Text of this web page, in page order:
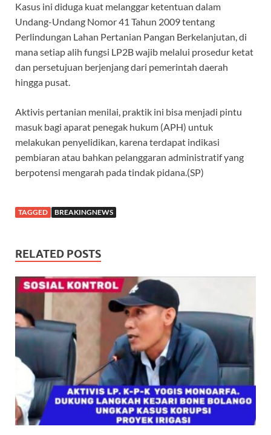
Kasus ini diduga kuat melanggar ketentuan dalam
Undang-Undang Nomor 41 Tahun 2009 tentang
Perlindungan Lahan Pertanian Pangan Berkelanjutan, di
mana setiap alih fungsi LP2B wajib melalui prosedur ketat
dan persetujuan berjenjang dari pemerintah daerah
hingga pusat.
Aktivis pertanian menilai, praktik ini bisa menjadi pintu
masuk bagi aparat penegak hukum (APH) untuk
melakukan penyelidikan, karena terdapat indikasi
pembiaran atau bahkan pelanggaran administratif yang
berpotensi mengarah pada tindak pidana.(SP)
TAGGED BREAKINGNEWS
RELATED POSTS